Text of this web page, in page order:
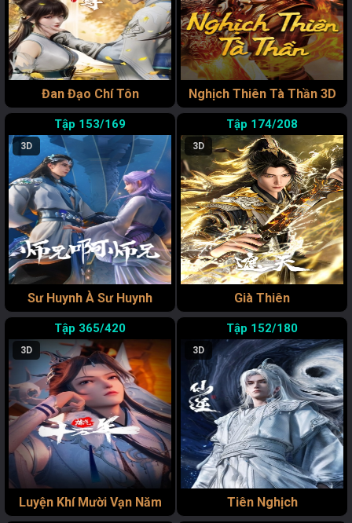
Đan Đạo Chí Tôn Nghịch Thiên Tà Thần 3D
153/169
3D
Sư Huynh À Sư Huynh
174/208
3D
Già Thiên
365/420
3D
Luyện Khí Mười Vạn Năm
152/180
3D
Tiên Nghịch